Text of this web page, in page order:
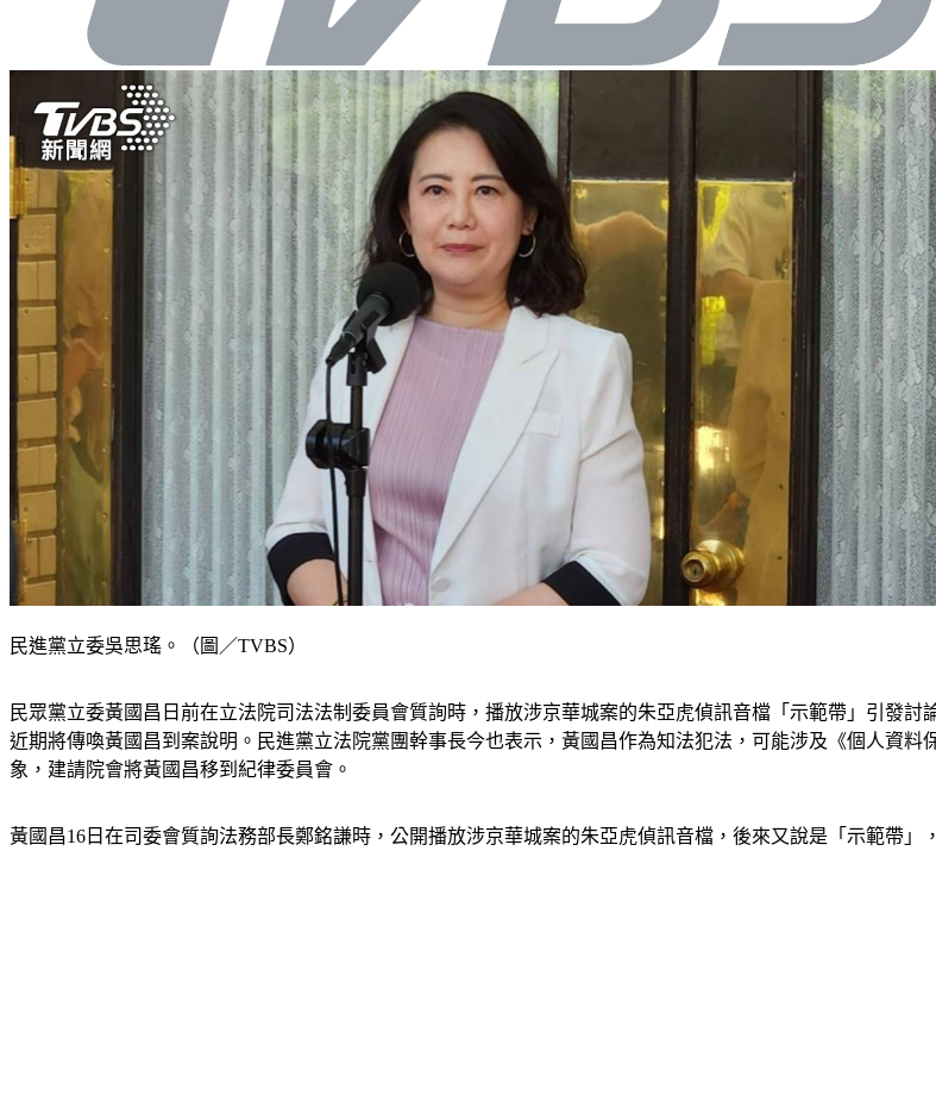
民進黨立委吳思瑤。（圖／TVBS）
民眾黨立委黃國昌日前在立法院司法法制委員會質詢時，播放涉京華城案的朱亞虎偵訊音檔「示範帶」引發
近期將傳喚黃國昌到案說明。民進黨立法院黨團幹事長今也表示，黃國昌作為知法犯法，可能涉及《個人資
象，建請院會將黃國昌移到紀律委員會。
黃國昌16日在司委會質詢法務部長鄭銘謙時，公開播放涉京華城案的朱亞虎偵訊音檔，後來又說是「示範帶